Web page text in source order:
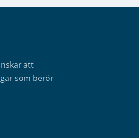
att
som berör